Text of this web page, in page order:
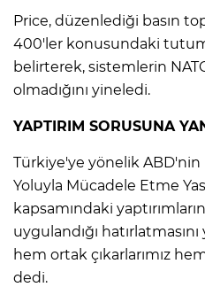
Price, düzenlediği basın
400'ler konusundaki
belirterek, sistemlerin
olmadığını yineledi.
YAPTIRIM SORUSUNA
Türkiye'ye yönelik ABD'nin
Yoluyla Mücadele Etme
kapsamındaki
uygulandığı
hem ortak çıkarlarımız
dedi.